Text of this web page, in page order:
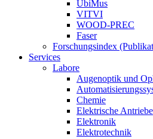
UbiMus
VITVI
WOOD-PREC
Faser
Forschungsindex
Services
Labore
Augenoptik und
Chemie
Elektrische Antriebe
Elektronik
Elektrotechnik